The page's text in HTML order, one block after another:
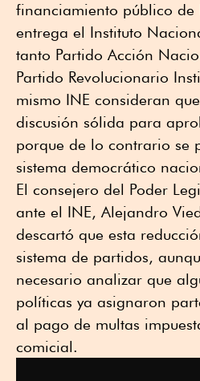
financiamiento público de
entrega el Instituto
tanto Partido Acción
Partido Revolucionario
mismo INE consideran
discusión sólida para
porque de lo contrario se
sistema democrático
El consejero del Poder
ante el INE, Alejandro
descartó que esta
sistema de partidos,
necesario analizar que
políticas ya asignaron
al pago de multas
comicial.